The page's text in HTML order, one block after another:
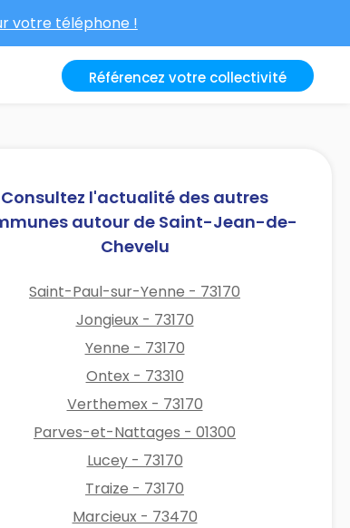
votre téléphone !
Référencez votre collectivité
Consultez l'actualité des autres
autour de Saint-Jean-de-
Chevelu
Saint-Paul-sur-Yenne - 73170
Jongieux - 73170
Yenne - 73170
Ontex - 73310
Verthemex - 73170
Parves-et-Nattages - 01300
Lucey - 73170
Traize - 73170
Marcieux - 73470